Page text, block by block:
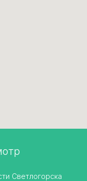
Светлогорска